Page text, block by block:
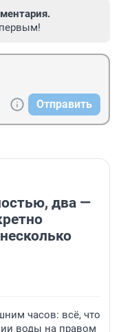
Отправить
два —
часов: всё, что
воды на правом